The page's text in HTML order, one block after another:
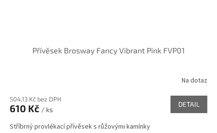
Přívěsek Brosway Fancy Vibrant Pink FVP01
Na dotaz
504,13 Kč bez DPH
610 Kč / ks
DETAIL
Stříbrný provlékací přívěsek s růžovými kamínky